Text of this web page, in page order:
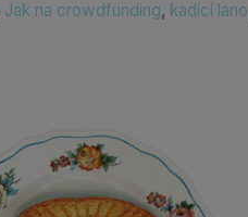
Jak na crowdfunding, kadící lano